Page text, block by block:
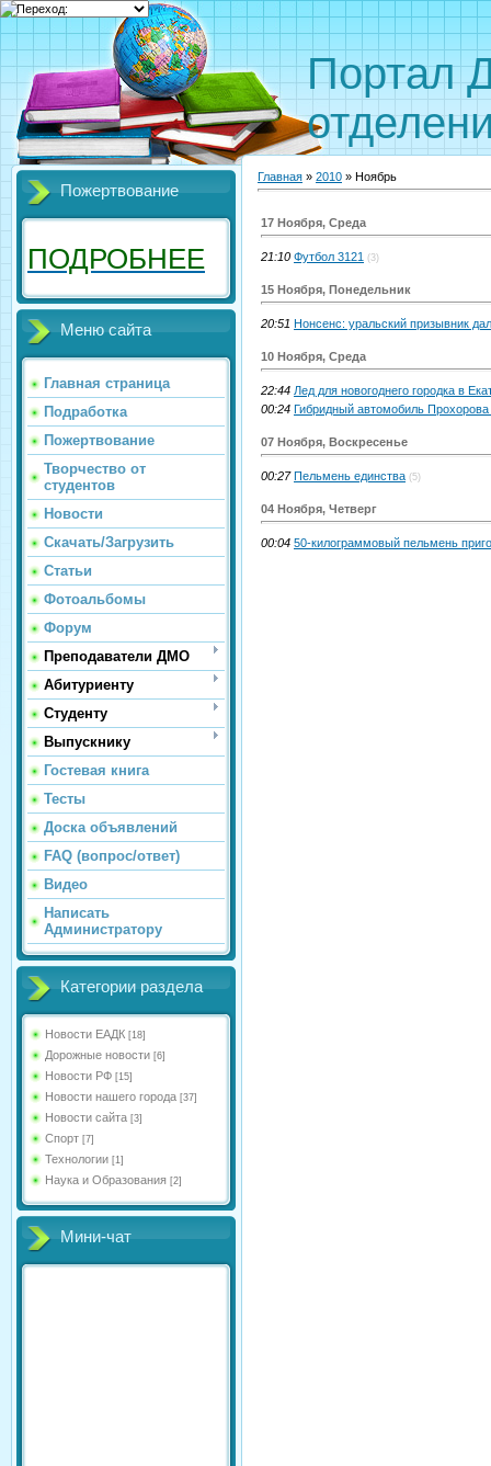
Портал
Пожертвование
ПОДРОБНЕЕ
Меню сайта
Главная страница
Подработка
Пожертвование
Творчество от
студентов
Новости
Скачать/Загрузить
Статьи
Фотоальбомы
Форум
Преподаватели ДМО
Абитуриенту
Студенту
Выпускнику
Гостевая книга
Тесты
Доска объявлений
FAQ (вопрос/ответ)
Видео
Написать
Администратору
Категории раздела
Новости ЕАДК [18]
Дорожные новости [6]
Новости РФ [15]
Новости нашего города [37]
Новости сайта [3]
Спорт [7]
Технологии [1]
Наука и Образования [2]
Мини-чат
Главная » 2010 » Ноябрь
17 Ноября, Среда
21:10 Футбол 3121 (3)
15 Ноября, Понедельник
20:51 Нонсенс: уральский призывник
10 Ноября, Среда
22:44 Лед для новогоднего городка в
00:24 Гибридный автомобиль
07 Ноября, Воскресенье
00:27 Пельмень единства (5)
04 Ноября, Четверг
00:04 50-килограммовый пельмень